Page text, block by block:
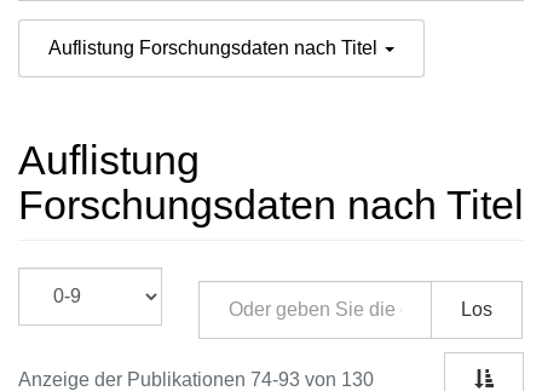
Auflistung Forschungsdaten nach Titel
Auflistung
Forschungsdaten nach Titel
Los
Anzeige der Publikationen 74-93 von 130